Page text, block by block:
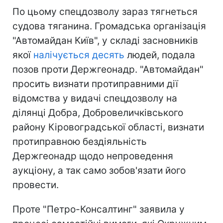
По цьому спецдозволу зараз тягнеться
судова тяганина. Громадська організація
"Автомайдан Київ", у складі засновників
якої налічується десять людей, подала
позов проти Держгеонадр. "Автомайдан"
просить визнати протиправними дії
відомства у видачі спецдозволу на
ділянці Добра, Добровеличківського
району Кіровоградської області, визнати
протиправною бездіяльність
Держгеонадр щодо непроведення
аукціону, а так само зобов'язати його
провести.
Проте "Петро-Консалтинг" заявила у